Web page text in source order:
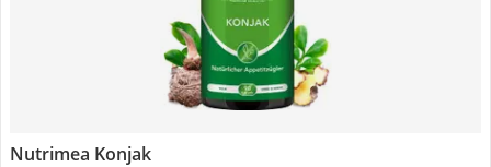
Nutrimea Konjak